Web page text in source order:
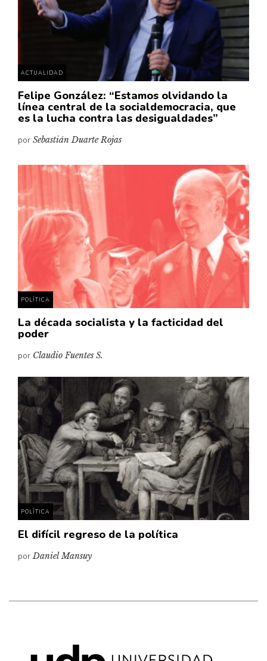
ACTUALIDAD
Felipe González: “Estamos olvidando la
línea central de la socialdemocracia, que
es la lucha contra las desigualdades”
por Sebastián Duarte Rojas
POLÍTICA
La década socialista y la facticidad del
poder
por Claudio Fuentes S.
POLÍTICA
El difícil regreso de la política
porDaniel Mansuy